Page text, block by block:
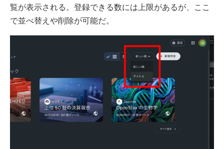
覧が表示される。登録できる数には上限があるが、ここ
で並べ替えや削除が可能だ。